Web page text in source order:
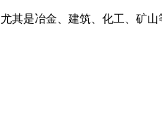
其是冶金、建筑、化工、矿山